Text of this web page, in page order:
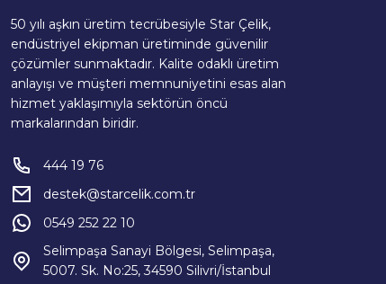
50 yılı aşkın üretim tecrübesiyle Star Çelik,
endüstriyel ekipman üretiminde güvenilir
çözümler sunmaktadır. Kalite odaklı üretim
anlayışı ve müşteri memnuniyetini esas alan
hizmet yaklaşımıyla sektörün öncü
markalarından biridir.
444 19 76
destek@starcelik.com.tr
0549 252 22 10
Selimpaşa Sanayi Bölgesi, Selimpaşa,
5007. Sk. No:25, 34590 Silivri/İstanbul